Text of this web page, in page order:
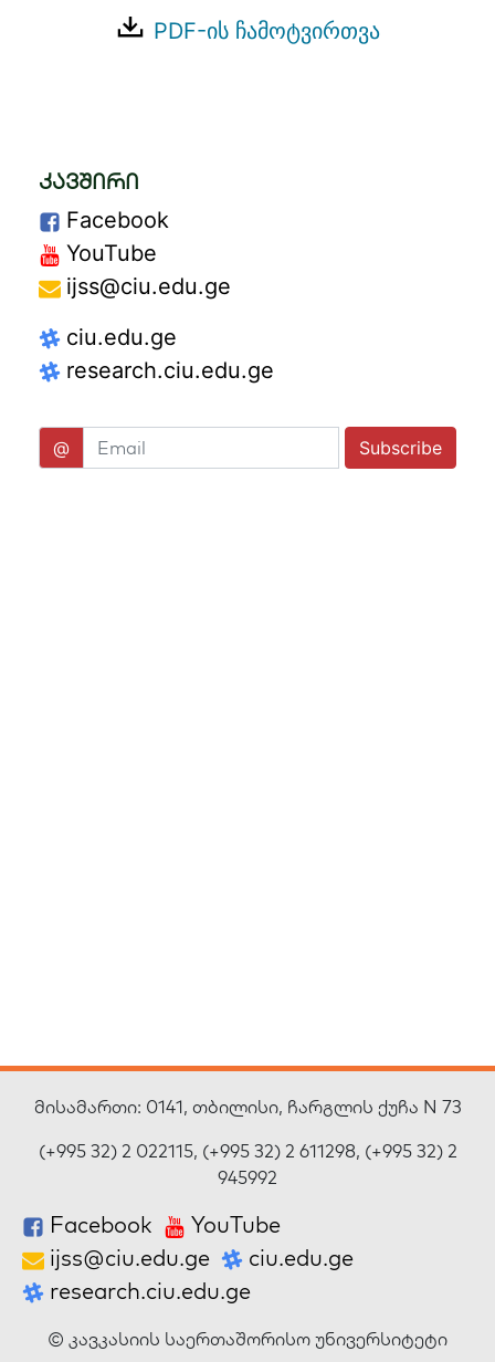
PDF-ის ჩამოტვირთვა
ᲙᲐᲕᲨᲘᲠᲘ
Facebook
YouTube
ijss@ciu.edu.ge
ciu.edu.ge
research.ciu.edu.ge
@ Subscribe
მისამართი: 0141, თბილისი, ჩარგლის ქუჩა N 73
(+995 32) 2 022115, (+995 32) 2 611298, (+995 32) 2
945992
Facebook
YouTube
ijss@ciu.edu.ge
ciu.edu.ge
research.ciu.edu.ge
© კავკასიის საერთაშორისო უნივერსიტეტი